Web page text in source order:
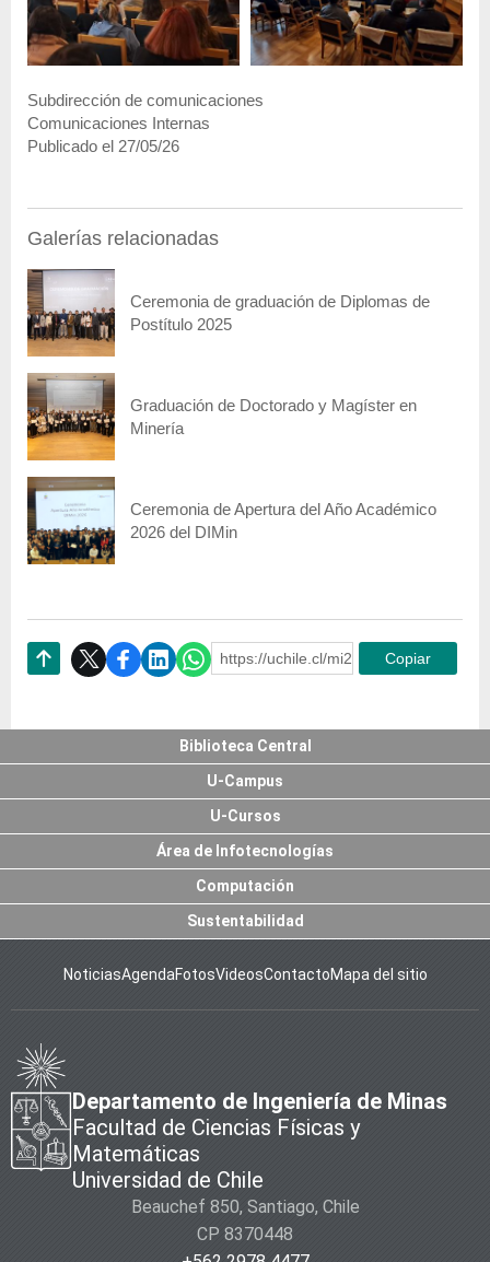
Galerías relacionadas
Ceremonia de graduación de Diplomas de
Postítulo 2025
Graduación de Doctorado y Magíster en
Minería
Ceremonia de Apertura del Año Académico
2026 del DIMin
Subdirección de comunicaciones
Comunicaciones Internas
Publicado el 27/05/26
https://uchile.cl/mi240672Copiar
Biblioteca Central
U-Campus
U-Cursos
Área de Infotecnologías
Computación
Sustentabilidad
NoticiasAgendaFotosVideosContactoMapa del sitio
Departamento de Ingeniería de Minas
Facultad de Ciencias Físicas y
Matemáticas
Universidad de Chile
Beauchef 850, Santiago, Chile
CP 8370448